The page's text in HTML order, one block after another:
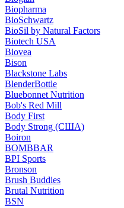
Biopharma
BioSchwartz
BioSil by Natural Factors
Biotech USA
Biovea
Bison
Blackstone Labs
BlenderBottle
Bluebonnet Nutrition
Bob's Red Mill
Body First
Body Strong (США)
Boiron
BOMBBAR
BPI Sports
Bronson
Brush Buddies
Brutal Nutrition
BSN